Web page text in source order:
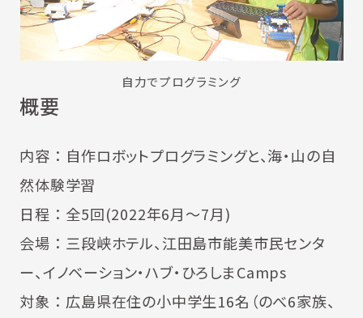
自力でプログラミング
概要
内容 ： 自作ロボットプログラミングと、海・山の自
然体験学習
日程 ： 全5回(2022年6月～7月)
会場 ： 三段峡ホテル、江田島市能美市民センタ
ー、イノベーション・ハブ・ひろしまCamps
対象 ： 広島県在住の小中学生16名（のべ6家族、